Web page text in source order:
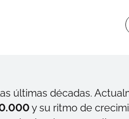
últimas décadas.
y su ritmo de